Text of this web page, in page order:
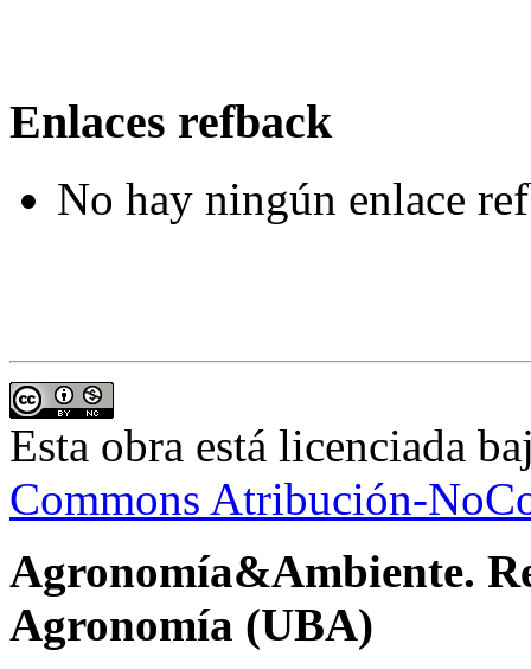
Enlaces refback
No hay ningún enlace
Esta obra está licenciada
Commons Atribución-
Agronomía&Ambiente.
Agronomía (UBA)